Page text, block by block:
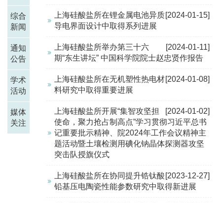
综合
新闻
通知
公告
学术
活动
媒体
关注
[2024-01-15]
上海硅酸盐所在锂金属电池异质
导电界面设计中取得系列进展
[2024-01-11]
上海硅酸盐所举办第三十六
期“东生讲坛” 中国科学院院士赵忠贤作报告
[2024-01-08]
上海硅酸盐所在无机塑性热电材
料研究中取得重要进展
[2024-01-02]
上海硅酸盐所开展“集智攻坚担
使命，聚力抢占制高点”学习贯彻习近平总书
记重要批示精神、院2024年工作会议精神主
题活动暨土壤检测用碘化钠晶体探测器攻坚
突击队授旗仪式
[2023-12-27]
上海硅酸盐所在协同提升锆钛酸
铅基压电陶瓷性能参数研究中取得新进展